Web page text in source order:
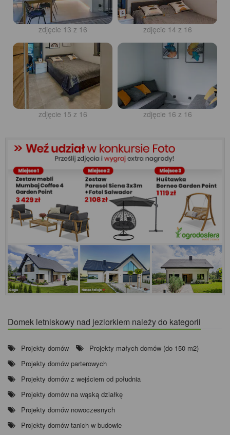
zdjęcie 13 z 16 zdjęcie 14 z 16
zdjęcie 15 z 16 zdjęcie 16 z 16
Domek letniskowy nad jeziorkiem należy do kategorii
Projekty domów
Projekty małych domów (do 150 m2)
Projekty domów parterowych
Projekty domów z wejściem od południa
Projekty domów na wąską działkę
Projekty domów nowoczesnych
Projekty domów tanich w budowie